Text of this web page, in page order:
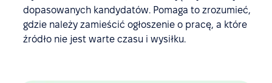
dopasowanych kandydatów. Pomaga to zrozumieć,
gdzie należy zamieścić ogłoszenie o pracę, a które
źródło nie jest warte czasu i wysiłku.